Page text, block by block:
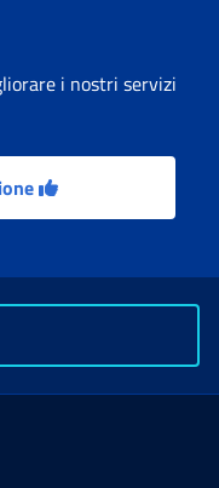
i nostri servizi